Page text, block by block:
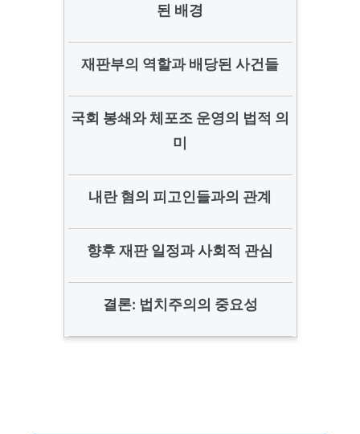
된 배경
재판부의 역할과 배당된 사건들
국회 봉쇄와 체포조 운영의 법적 의
미
내란 혐의 피고인들과의 관계
향후 재판 일정과 사회적 관심
결론: 법치주의의 중요성